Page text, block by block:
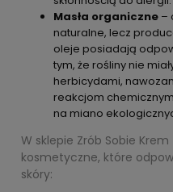
Masła organiczne –
naturalne, lecz
oleje posiadają
tym, że rośliny nie
herbicydami,
reakcjom
na miano
W sklepie Zrób Sobie
kosmetyczne, które
skóry: